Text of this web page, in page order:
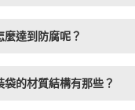
麼達到防腐呢？
袋的材質結構有那些？